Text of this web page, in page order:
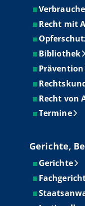
Recht mit
Bibliothek
Prävention
Recht von
Termine
Gerichte,
Gerichte